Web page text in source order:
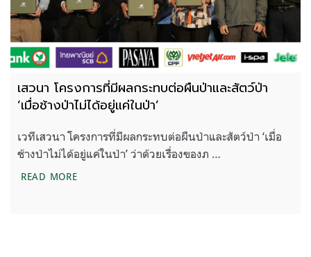
เสวนา โครงการที่มีผลกระทบต่อผืนป่าและสัตว์ป่า
‘เมื่อช้างป่าไม่ได้อยู่แค่ในป่า’
เวทีเสวนา โครงการที่มีผลกระทบต่อผืนป่าและสัตว์ป่า ‘เมื่อ
ช้างป่าไม่ได้อยู่แค่ในป่า’ ว่าด้วยเรื่องของภ …
READ MOREเสวนา โครงการที่มีผลกระทบต่อผืนป่าและสัตว์ป่า ‘เมื่